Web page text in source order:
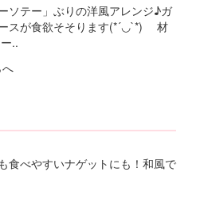
ソテー」ぶりの洋風アレンジ♪ガ
スが食欲そそります(*´◡`*) 材
..
食べやすいナゲットにも！和風で